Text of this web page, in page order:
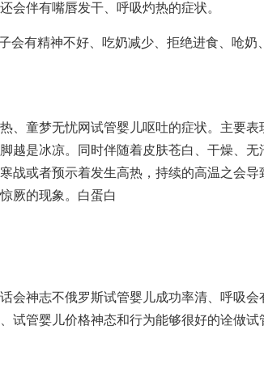
会伴有嘴唇发干、呼吸灼热的症状。
会有精神不好、吃奶减少、拒绝进食、呛奶
、 童梦无忧网试管婴儿呕吐的症状。主要表
越是冰凉。同时伴随着皮肤苍白、干燥、无
战或者预示着发生高热，持续的高温之会导
厥的现象。 白蛋白
会神志不俄罗斯试管婴儿成功率清、呼吸会
试管婴儿价格神态和行为能够很好的诠做试